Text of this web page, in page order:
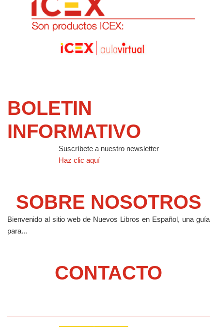
BOLETIN
INFORMATIVO
Suscríbete a nuestro newsletter
Haz clic aquí
SOBRE NOSOTROS
Bienvenido al sitio web de Nuevos Libros en Español, una guía
para...
CONTACTO